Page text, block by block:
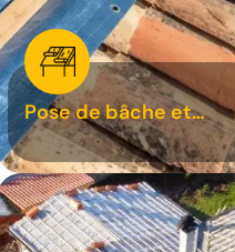
Pose de bâche et
bâchage de toiture 31